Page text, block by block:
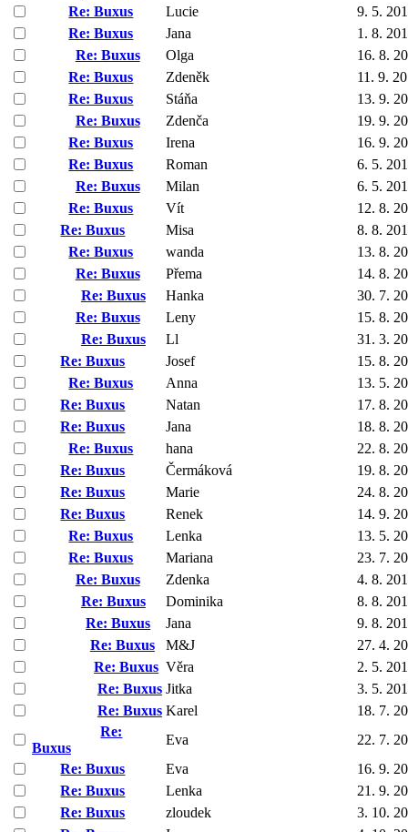
Re: Buxus
Lucie
9. 5.
Re: Buxus
Jana
1. 8.
Re: Buxus
Olga
16. 8.
Re: Buxus
Zdeněk
11. 9.
Re: Buxus
Stáňa
13. 9.
Re: Buxus
Zdenča
19. 9.
Re: Buxus
Irena
16. 9.
Re: Buxus
Roman
6. 5.
Re: Buxus
Milan
6. 5.
Re: Buxus
Vít
12. 8.
Re: Buxus
Misa
8. 8.
Re: Buxus
wanda
13. 8.
Re: Buxus
Přema
14. 8.
Re: Buxus
Hanka
30. 7.
Re: Buxus
Leny
15. 8.
Re: Buxus
Ll
31. 3.
Re: Buxus
Josef
15. 8.
Re: Buxus
Anna
13. 5.
Re: Buxus
Natan
17. 8.
Re: Buxus
Jana
18. 8.
Re: Buxus
hana
22. 8.
Re: Buxus
Čermáková
19. 8.
Re: Buxus
Marie
24. 8.
Re: Buxus
Renek
14. 9.
Re: Buxus
Lenka
13. 5.
Re: Buxus
Mariana
23. 7.
Re: Buxus
Zdenka
4. 8.
Re: Buxus
Dominika
8. 8.
Re: Buxus
Jana
9. 8.
Re: Buxus
M&J
27. 4.
Re: Buxus Věra
2. 5.
Re: Buxus Jitka
3. 5.
Re: Buxus Karel
18. 7.
Re:
Buxus
Eva
22. 7.
Re: Buxus
Eva
16. 9.
Re: Buxus
Lenka
21. 9.
Re: Buxus
zloudek
3. 10.